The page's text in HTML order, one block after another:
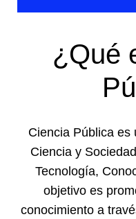
¿Qué
Ciencia Pública es
Ciencia y
Tecnología,
objetivo es
conocimiento a